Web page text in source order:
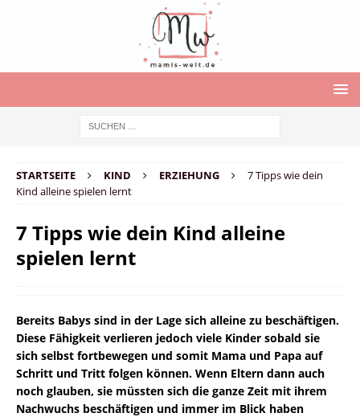
STARTSEITE KIND ERZIEHUNG
7 Tipps wie dein
Kind alleine spielen lernt
7 Tipps wie dein Kind alleine
spielen lernt
Bereits Babys sind in der Lage sich alleine zu beschäftigen.
Diese Fähigkeit verlieren jedoch viele Kinder sobald sie
sich selbst fortbewegen und somit Mama und Papa auf
Schritt und Tritt folgen können. Wenn Eltern dann auch
noch glauben, sie müssten sich die ganze Zeit mit ihrem
Nachwuchs beschäftigen und immer im Blick haben